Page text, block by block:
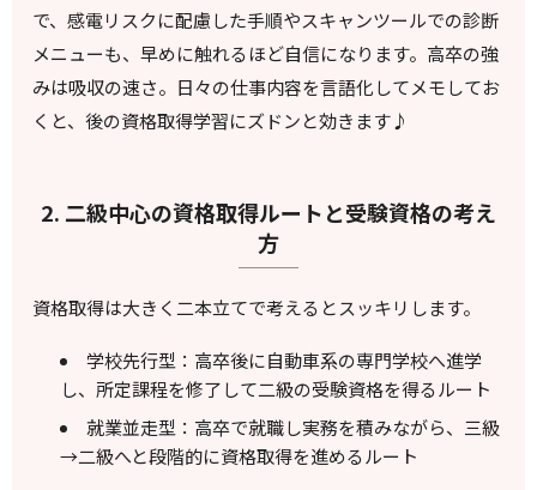
で、感電リスクに配慮した手順やスキャンツールでの診断
メニューも、早めに触れるほど自信になります。高卒の強
みは吸収の速さ。日々の仕事内容を言語化してメモしてお
くと、後の資格取得学習にズドンと効きます♪
2. 二級中心の資格取得ルートと受験資格の考え
方
資格取得は大きく二本立てで考えるとスッキリします。
学校先行型：高卒後に自動車系の専門学校へ進学
し、所定課程を修了して二級の受験資格を得るルート
就業並走型：高卒で就職し実務を積みながら、三級
→二級へと段階的に資格取得を進めるルート